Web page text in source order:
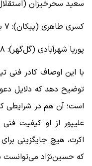
سعید سحرخیزان (استقلال): ۳۲ بازی/ ۵ گل و ۳
کسری طاهری (پیکان): ۷ بازی/ ۴ گل و ۱ پاس گل
پوریا شهرآبادی (گل‌گهر): ۱۸ بازی/ ۴ گل و ۲ پاس گل
با این اوصاف کادر فنی
توضیح دهد که دلایل
است؛ آن هم در شرایطی
علیپور از او کیفیت
اکرت، هیچ جایگزینی
که حسین‌نژاد می‌توانست